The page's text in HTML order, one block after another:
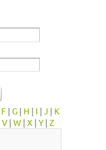
F | G | H | I | J | K
V | W | X | Y | Z